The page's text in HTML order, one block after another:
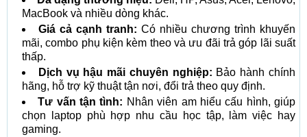
MacBook và nhiều dòng khác.
Giá cả cạnh tranh: Có nhiều chương trình khuyến
mãi, combo phụ kiện kèm theo và ưu đãi trả góp lãi suất
thấp.
Dịch vụ hậu mãi chuyên nghiệp: Bảo hành chính
hãng, hỗ trợ kỹ thuật tận nơi, đổi trả theo quy định.
Tư vấn tận tình: Nhân viên am hiểu cấu hình, giúp
chọn laptop phù hợp nhu cầu học tập, làm việc hay
gaming.